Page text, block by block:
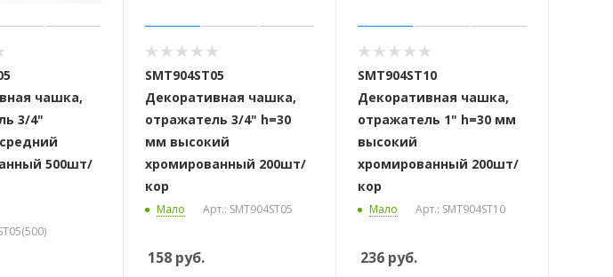
чашка,
3/4"
500шт/
SMT904ST05
Декоративная чашка,
отражатель 3/4" h=30
мм высокий
хромированный 200шт/
кор
Мало Арт.: SMT904ST05
158руб.
SMT904ST10
Декоративная чашка,
отражатель 1" h=30 мм
высокий
хромированный 200шт/
кор
Мало Арт.: SMT904ST10
236руб.